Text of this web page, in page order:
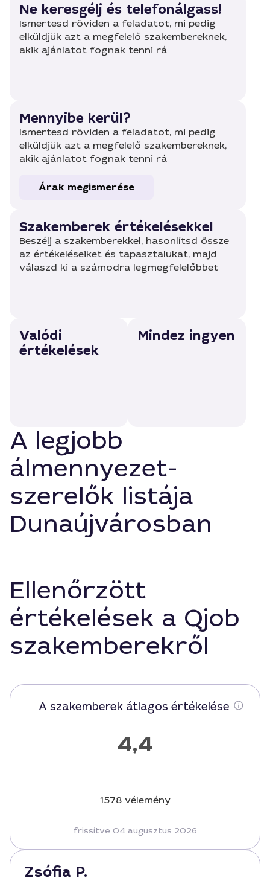
Ne keresgélj és telefonálgass!
Ismertesd röviden a feladatot, mi pedig
elküldjük azt a megfelelő szakembereknek,
akik ajánlatot fognak tenni rá
Mennyibe kerül?
Ismertesd röviden a feladatot, mi pedig
elküldjük azt a megfelelő szakembereknek,
akik ajánlatot fognak tenni rá
Árak megismerése
Szakemberek értékelésekkel
Beszélj a szakemberekkel, hasonlítsd össze
az értékeléseiket és tapasztalukat, majd
válaszd ki a számodra legmegfelelőbbet
Valódi
értékelések
Mindez ingyen
A legjobb
álmennyezet-
szerelők listája
Dunaújvárosban
Ellenőrzött
értékelések a Qjob
szakemberekről
A szakemberek átlagos értékelése
4,4
1578 vélemény
frissítve 04 augusztus 2026
Zsófia P.